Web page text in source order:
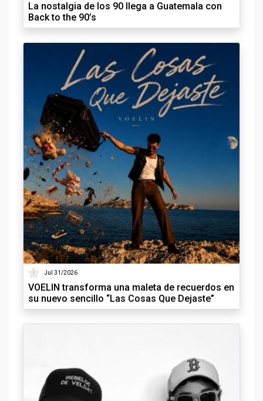
La nostalgia de los 90 llega a Guatemala con
Back to the 90’s
Jul 31/2026
VOELIN transforma una maleta de recuerdos en
su nuevo sencillo “Las Cosas Que Dejaste”